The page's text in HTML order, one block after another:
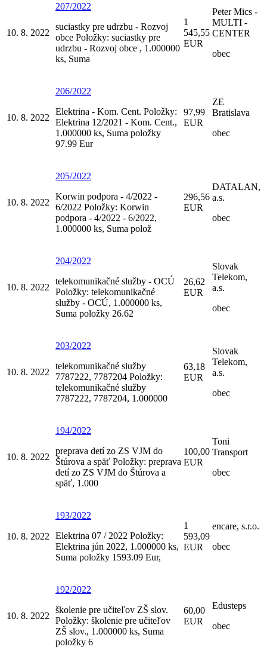
10. 8. 2022
207/2022
suciastky pre udrzbu - Rozvoj
obce Položky: suciastky pre
udrzbu - Rozvoj obce , 1.000000
ks, Suma
1
545,55
EUR
Peter Mics -
MULTI -
CENTER
obec
10. 8. 2022
206/2022
Elektrina - Kom. Cent. Položky:
Elektrina 12/2021 - Kom. Cent.,
1.000000 ks, Suma položky
97.99 Eur
97,99
EUR
ZE
Bratislava
obec
10. 8. 2022
205/2022
Korwin podpora - 4/2022 -
6/2022 Položky: Korwin
podpora - 4/2022 - 6/2022,
1.000000 ks, Suma polož
296,56
EUR
DATALAN,
a.s.
obec
10. 8. 2022
204/2022
telekomunikačné služby - OCÚ
Položky: telekomunikačné
služby - OCÚ, 1.000000 ks,
Suma položky 26.62
26,62
EUR
Slovak
Telekom,
a.s.
obec
10. 8. 2022
203/2022
telekomunikačné služby
7787222, 7787204 Položky:
telekomunikačné služby
7787222, 7787204, 1.000000
63,18
EUR
Slovak
Telekom,
a.s.
obec
10. 8. 2022
194/2022
preprava detí zo ZS VJM do
Štúrova a späť Položky: preprava
detí zo ZS VJM do Štúrova a
späť, 1.000
100,00
EUR
Toni
Transport
obec
10. 8. 2022
193/2022
Elektrina 07 / 2022 Položky:
Elektrina jún 2022, 1.000000 ks,
Suma položky 1593.09 Eur,
1
593,09
EUR
encare, s.r.o.
obec
10. 8. 2022
192/2022
školenie pre učiteľov ZŠ slov.
Položky: školenie pre učiteľov
ZŠ slov., 1.000000 ks, Suma
položky 6
60,00
EUR
Edusteps
obec